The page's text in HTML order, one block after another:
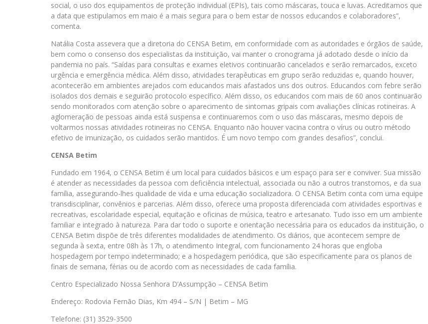
social, o uso dos equipamentos de proteção individual (EPIs), tais como máscaras, touca e luvas. Acreditamos que
a data que estipulamos em maio é a mais segura para o bem estar de nossos educandos e colaboradores”,
comenta.
Natália Costa assevera que a diretoria do CENSA Betim, em conformidade com as autoridades e órgãos de saúde,
bem como o consenso dos especialistas da instituição, vai manter o cronograma já adotado desde o início da
pandemia no país. “Saídas para consultas e exames eletivos continuarão cancelados e serão remarcados, exceto
urgência e emergência médica. Além disso, atividades terapêuticas em grupo serão reduzidas e, quando houver,
acontecerão em ambientes arejados com educandos mais afastados uns dos outros. Educandos com febre serão
isolados dos demais e seguirão protocolo específico. Além disso, os educandos com mais de 60 anos continuarão
sendo monitorados com atenção sobre o aparecimento de sintomas gripais com avaliações clínicas rotineiras. A
aglomeração de pessoas ainda está suspensa e continuaremos com o uso das máscaras, mesmo depois de
voltarmos nossas atividades rotineiras no CENSA. Enquanto não houver vacina contra o vírus ou outro método
efetivo de imunização, os cuidados serão mantidos. É um novo tempo com grandes desafios”, conclui.
CENSA Betim
Fundado em 1964, o CENSA Betim é um local para cuidados básicos e um espaço para ser e conviver. Sua missão
é atender as necessidades da pessoa com deficiência intelectual, associada ou não a outros transtornos, e da sua
família, assegurando-lhes qualidade de vida e uma educação socializadora. O CENSA Betim conta com uma equipe
transdisciplinar, convênios e parcerias. Além disso, oferece uma proposta diferenciada com atividades esportivas e
recreativas, escolaridade especial, equitação e oficinas de música, teatro e artesanato. Tudo isso em um ambiente
familiar e integrado à natureza. Para dar todo o suporte e orientação necessária para os educados da instituição, o
CENSA Betim dispõe de três diferentes modalidades de atendimento. Os diários, que acontecem sempre de
segunda à sexta, entre 08h às 17h, o atendimento Integral, com funcionamento 24 horas que engloba
hospedagem por tempo indeterminado; e a hospedagem periódica, que são especificamente para os planos de
finais de semana, férias ou de acordo com as necessidades de cada família.
Centro Especializado Nossa Senhora D’Assumpção – CENSA Betim
Endereço: Rodovia Fernão Dias, Km 494 – S/N | Betim – MG
Telefone: (31) 3529-3500